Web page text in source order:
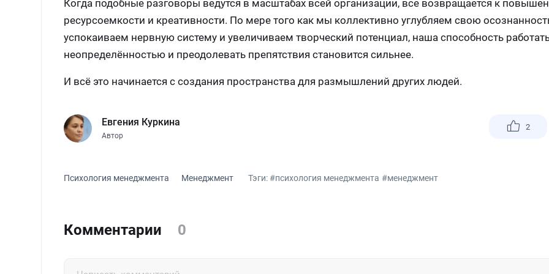
Когда подобные разговоры ведутся в масштабах всей организации, все возвращается к
ресурсоемкости и креативности. По мере того как мы коллективно углубляем свою
успокаиваем нервную систему и увеличиваем творческий потенциал, наша способность
неопределённостью и преодолевать препятствия становится сильнее.
И всё это начинается с создания пространства для размышлений других людей.
Евгения Куркина
Автор
2
Психология менеджмента Менеджмент Тэги:#психология менеджмента #менеджмент
Комментарии 0